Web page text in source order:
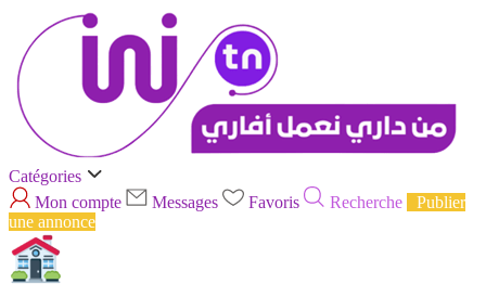
Catégories
Mon compte
Messages Favoris Recherche
Publier
une annonce